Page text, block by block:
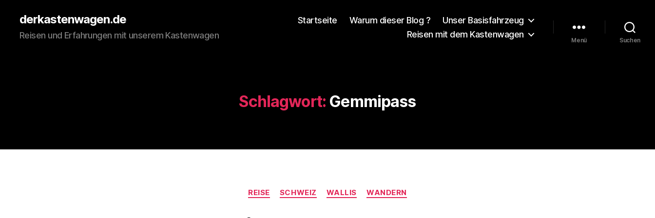
derkastenwagen.de
Reisen und Erfahrungen mit unserem Kastenwagen
Startseite Warum dieser Blog ?
Unser Basisfahrzeug
Reisen mit dem Kastenwagen
Menü Suchen
Schlagwort: Gemmipass
Kategorien
REISE SCHWEIZ WALLIS WANDERN